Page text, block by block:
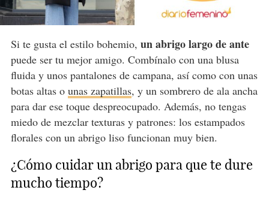
Si te gusta el estilo bohemio, un abrigo largo de ante
puede ser tu mejor amigo. Combínalo con una blusa
fluida y unos pantalones de campana, así como con unas
botas altas o unas zapatillas, y un sombrero de ala ancha
para dar ese toque despreocupado. Además, no tengas
miedo de mezclar texturas y patrones: los estampados
florales con un abrigo liso funcionan muy bien.
¿Cómo cuidar un abrigo para que te dure
mucho tiempo?